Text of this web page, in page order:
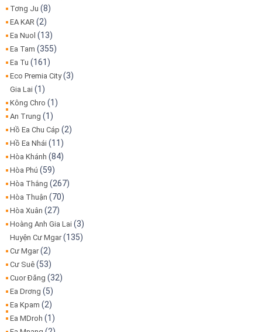
Tơng Ju (8)
EA KAR (2)
Ea Nuol (13)
Ea Tam (355)
Ea Tu (161)
Eco Premia City(3)
Gia Lai (1)
Kông Chro (1)
An Trung (1)
Hồ Ea Chu Cáp (2)
Hồ Ea Nhái (11)
Hòa Khánh (84)
Hòa Phú (59)
Hòa Thắng (267)
Hòa Thuận (70)
Hòa Xuân (27)
Hoàng Anh Gia Lai (3)
Huyện Cư Mgar(135)
Cư Mgar(2)
Cư Suê (53)
Cuor Đăng (32)
Ea Drơng (5)
Ea Kpam (2)
Ea MDroh (1)